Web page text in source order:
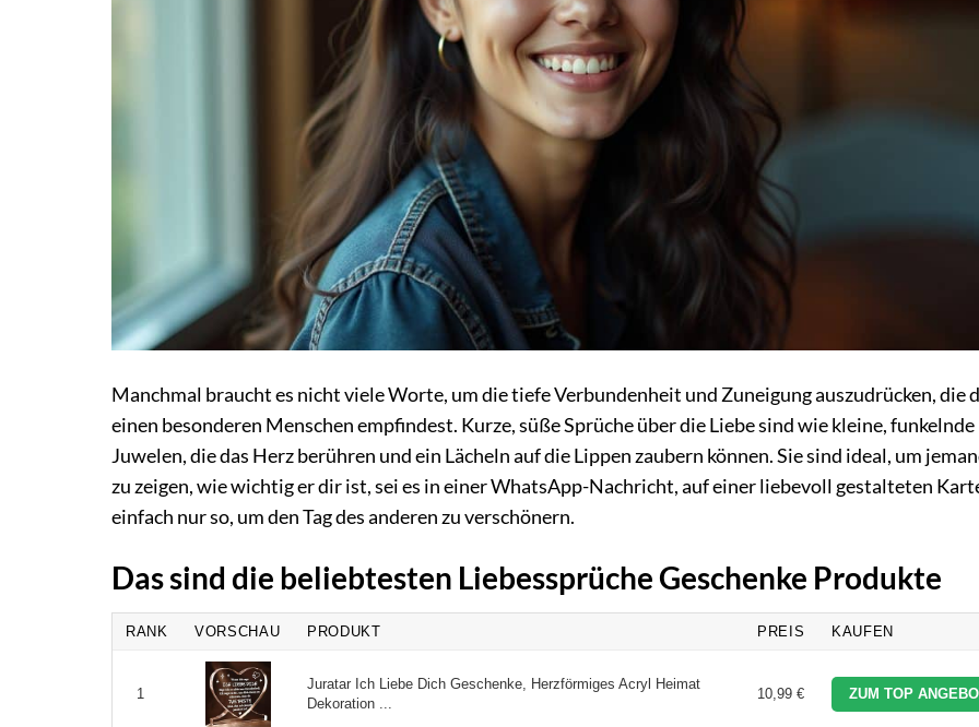
Manchmal braucht es nicht viele Worte, um die tiefe Verbundenheit und Zuneigung auszudrücken, die
einen besonderen Menschen empfindest. Kurze, süße Sprüche über die Liebe sind wie kleine, funkelnde
Juwelen, die das Herz berühren und ein Lächeln auf die Lippen zaubern können. Sie sind ideal, um
zu zeigen, wie wichtig er dir ist, sei es in einer WhatsApp-Nachricht, auf einer liebevoll gestalteten
einfach nur so, um den Tag des anderen zu verschönern.
Das sind die beliebtesten Liebessprüche Geschenke Produkte
RANK VORSCHAU PRODUKT PREIS KAUFEN
1
Juratar Ich Liebe Dich Geschenke, Herzförmiges Acryl Heimat
Dekoration ...
10,99 € ZUM TOP